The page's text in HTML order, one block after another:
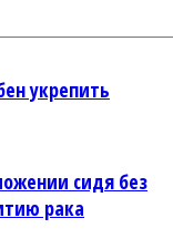
укрепить
сидя без
рака